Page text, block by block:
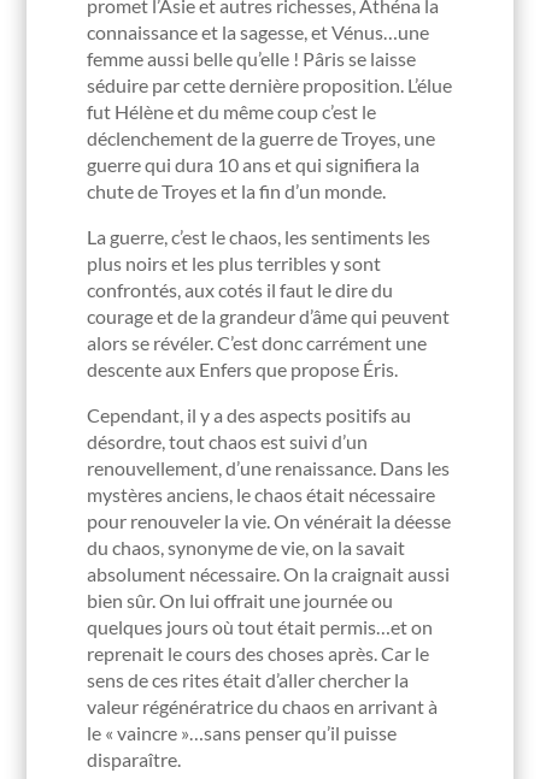
promet l’Asie et autres richesses, Athéna la
connaissance et la sagesse, et Vénus…une
femme aussi belle qu’elle ! Pâris se laisse
séduire par cette dernière proposition. L’élue
fut Hélène et du même coup c’est le
déclenchement de la guerre de Troyes, une
guerre qui dura 10 ans et qui signifiera la
chute de Troyes et la fin d’un monde.
La guerre, c’est le chaos, les sentiments les
plus noirs et les plus terribles y sont
confrontés, aux cotés il faut le dire du
courage et de la grandeur d’âme qui peuvent
alors se révéler. C’est donc carrément une
descente aux Enfers que propose Éris.
Cependant, il y a des aspects positifs au
désordre, tout chaos est suivi d’un
renouvellement, d’une renaissance. Dans les
mystères anciens, le chaos était nécessaire
pour renouveler la vie. On vénérait la déesse
du chaos, synonyme de vie, on la savait
absolument nécessaire. On la craignait aussi
bien sûr. On lui offrait une journée ou
quelques jours où tout était permis…et on
reprenait le cours des choses après. Car le
sens de ces rites était d’aller chercher la
valeur régénératrice du chaos en arrivant à
le « vaincre »…sans penser qu’il puisse
disparaître.